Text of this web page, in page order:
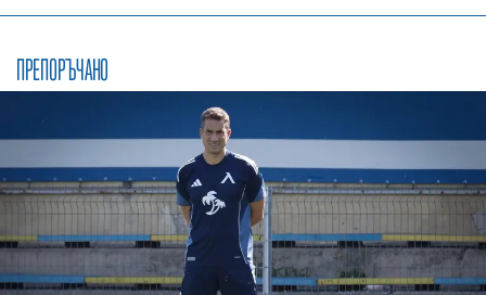
ПРЕПОРЪЧАНО